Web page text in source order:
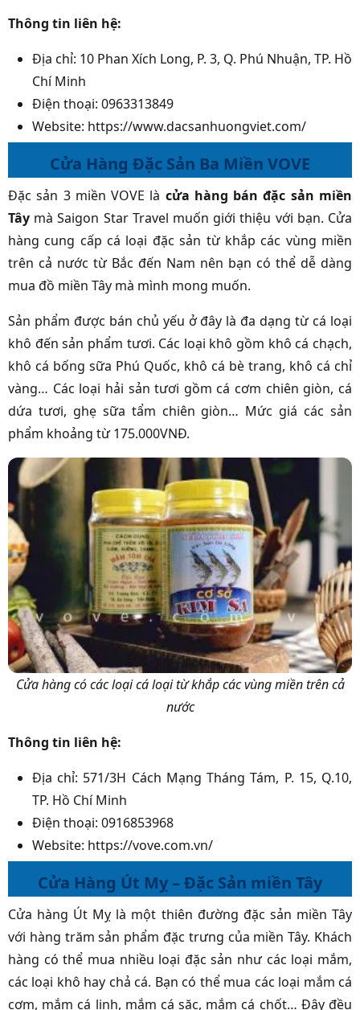
Thông tin liên hệ:
Địa chỉ: 10 Phan Xích Long, P. 3, Q. Phú Nhuận, TP. Hồ
Chí Minh
Điện thoại: 0963313849
Website: https://www.dacsanhuongviet.com/
Cửa Hàng Đặc Sản Ba Miền VOVE
Đặc sản 3 miền VOVE là cửa hàng bán đặc sản miền
Tây mà Saigon Star Travel muốn giới thiệu với bạn. Cửa
hàng cung cấp cá loại đặc sản từ khắp các vùng miền
trên cả nước từ Bắc đến Nam nên bạn có thể dễ dàng
mua đồ miền Tây mà mình mong muốn.
Sản phẩm được bán chủ yếu ở đây là đa dạng từ cá loại
khô đến sản phẩm tươi. Các loại khô gồm khô cá chạch,
khô cá bống sữa Phú Quốc, khô cá bè trang, khô cá chỉ
vàng… Các loại hải sản tươi gồm cá cơm chiên giòn, cá
dứa tươi, ghẹ sữa tẩm chiên giòn… Mức giá các sản
phẩm khoảng từ 175.000VNĐ.
Cửa hàng có các loại cá loại từ khắp các vùng miền trên cả
nước
Thông tin liên hệ:
Địa chỉ: 571/3H Cách Mạng Tháng Tám, P. 15, Q.10,
TP. Hồ Chí Minh
Điện thoại: 0916853968
Website: https://vove.com.vn/
Cửa Hàng Út Mỵ – Đặc Sản miền Tây
Cửa hàng Út Mỵ là một thiên đường đặc sản miền Tây
với hàng trăm sản phẩm đặc trưng của miền Tây. Khách
hàng có thể mua nhiều loại đặc sản như các loại mắm,
các loại khô hay chả cá. Bạn có thể mua các loại mắm cá
cơm, mắm cá linh, mắm cá sặc, mắm cá chốt… Đây đều